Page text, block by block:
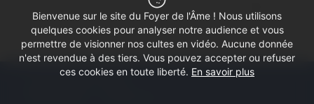
Bienvenue sur le site du Foyer de l'Âme ! Nous utilisons
quelques cookies pour analyser notre audience et vous
permettre de visionner nos cultes en vidéo. Aucune donnée
n'est revendue à des tiers. Vous pouvez accepter ou refuser
ces cookies en toute liberté. En savoir plus